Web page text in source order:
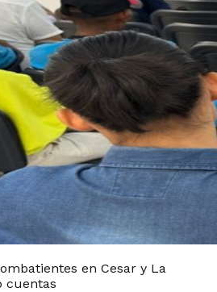
en Cesar y La
cuentas